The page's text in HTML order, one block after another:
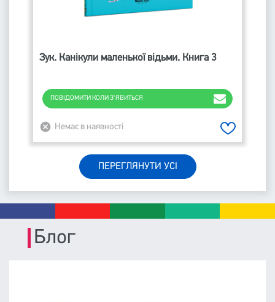
Зук. Канікули маленької відьми. Книга 3
ПОВІДОМИТИ КОЛИ З'ЯВИТЬСЯ
Немає в наявності
ПЕРЕГЛЯНУТИ УСІ
Блог